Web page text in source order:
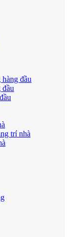
đầu
đầu
trí nhà